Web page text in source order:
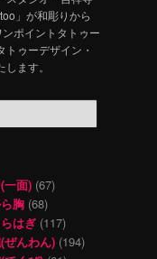
」が和彫りから
ポイントタトゥー
トゥーデザイン・
ます。
面) (67)
胸 (68)
はぎ (117)
んわん) (194)